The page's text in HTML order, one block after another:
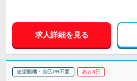
求人詳細を見る
志望動機・自己PR不要 あと3日